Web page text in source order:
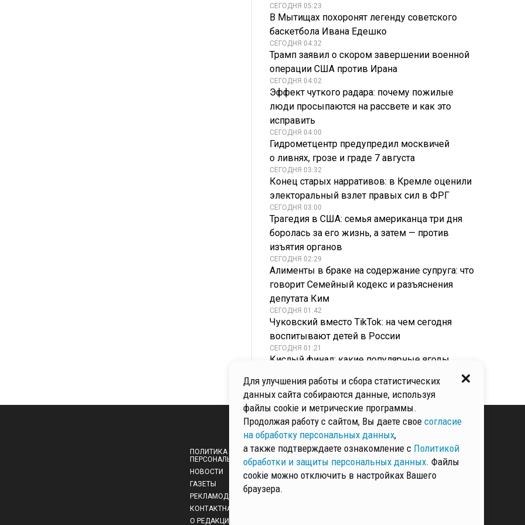
СЕГОДНЯ 05:23
В Мытищах похоронят легенду советского
баскетбола Ивана Едешко
СЕГОДНЯ 04:32
Трамп заявил о скором завершении военной
операции США против Ирана
СЕГОДНЯ 04:02
Эффект чуткого радара: почему пожилые
люди просыпаются на рассвете и как это
исправить
СЕГОДНЯ 04:00
Гидрометцентр предупредил москвичей
о ливнях, грозе и граде 7 августа
СЕГОДНЯ 03:32
Конец старых нарративов: в Кремле оценили
электоральный взлет правых сил в ФРГ
СЕГОДНЯ 03:00
Трагедия в США: семья американца три дня
боролась за его жизнь, а затем — против
изъятия органов
СЕГОДНЯ 02:29
Алименты в браке на содержание супруга: что
говорит Семейный кодекс и разъяснения
депутата Ким
СЕГОДНЯ 01:42
Чуковский вместо TikTok: на чем сегодня
воспитывают детей в России
СЕГОДНЯ 01:21
Кислый финал: какие популярные ягоды
категорически противопоказаны при гастрите
ПОЛИТИКА ОБРАБОТКИ И ЗАЩИТЫ
ПЕРСОНАЛЬНЫХ ДАННЫХ
НОВОСТИ
ГАЗЕТЫ
РЕКЛАМОДАТЕЛЯМ
КОНТАКТНАЯ ИНФОРМАЦИЯ
О РЕДАКЦИИ
Для улучшения работы и сбора статистических
данных сайта собираются данные, используя
файлы cookie и метрические программы.
Продолжая работу с сайтом, Вы даете свое согласие
на обработку персональных данных,
а также подтверждаете ознакомление с Политикой
обработки и защиты персональных данных. Файлы
cookie можно отключить в настройках Вашего
браузера.